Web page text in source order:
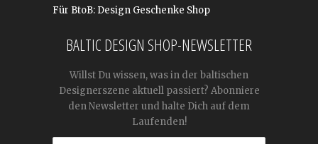
Für BtoB: Design Geschenke Shop
BALTIC DESIGN SHOP-NEWSLETTER
Willst Du wissen, was in der baltischen
Designerszene aktuell passiert? Abonniere
den Newsletter und halte Dich auf dem
Laufenden!